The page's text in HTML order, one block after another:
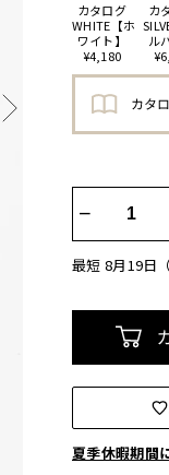
カタログ
WHITE【ホ
ワイト】
¥4,180
カ
ル
−
最短 8月19日
夏季休暇期間